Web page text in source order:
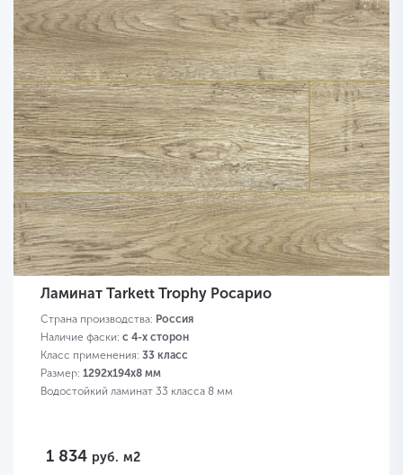
Ламинат Tarkett Trophy Росарио
Страна производства: Россия
Наличие фаски: с 4-х сторон
Класс применения: 33 класс
Размер: 1292х194х8 мм
Водостойкий ламинат 33 класса 8 мм
1 834 руб. м2